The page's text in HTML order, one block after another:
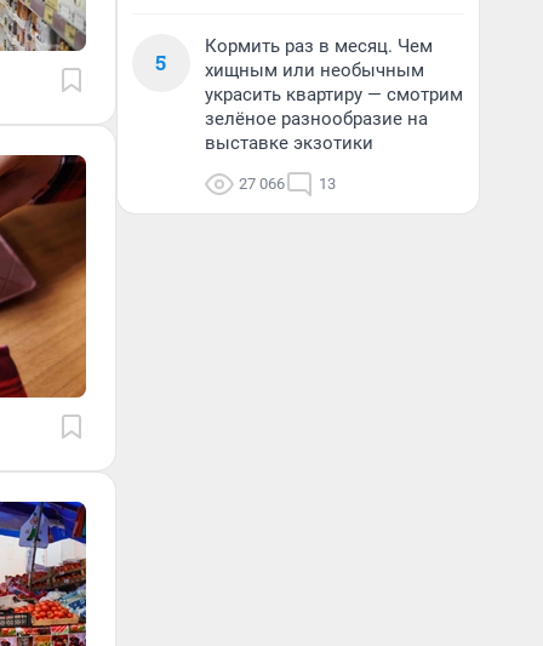
5
Кормить раз в месяц. Чем
хищным или необычным
украсить квартиру — смотрим
зелёное разнообразие на
выставке экзотики
27 066 13